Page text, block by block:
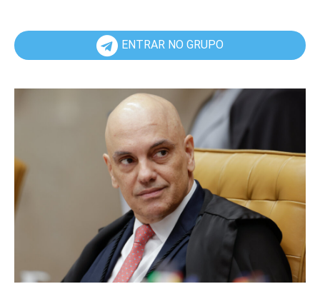
ENTRAR NO GRUPO